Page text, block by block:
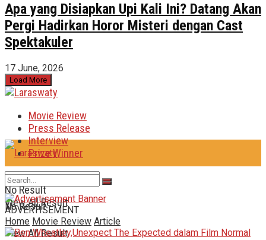
Apa yang Disiapkan Upi Kali Ini? Datang Akan
Pergi Hadirkan Horor Misteri dengan Cast
Spektakuler
17 June, 2026
Load More
Movie Review
Press Release
Interview
Prize Winner
No Result
View All Result
No Result
View All Result
ADVERTISEMENT
Home Movie Review Article